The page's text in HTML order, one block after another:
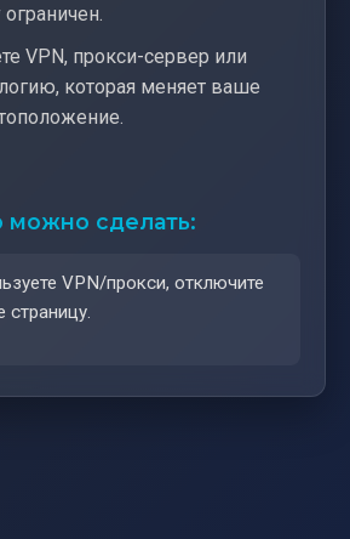
VPN, прокси-сервер или
которая меняет ваше
можно сделать:
VPN/прокси, отключите
страницу.